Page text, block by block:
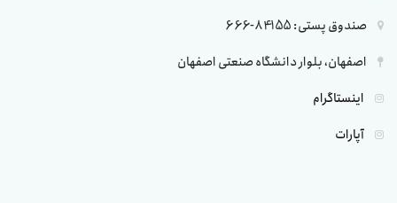
صندوق پستی: 84155-666
اصفهان، بلوار دانشگاه صنعتی اصفهان
اینستاگرام
آپارات